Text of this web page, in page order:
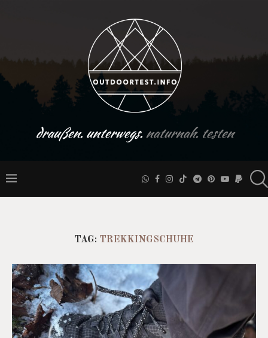
draußen. unterwegs.naturnah. testen
TAG: TREKKINGSCHUHE